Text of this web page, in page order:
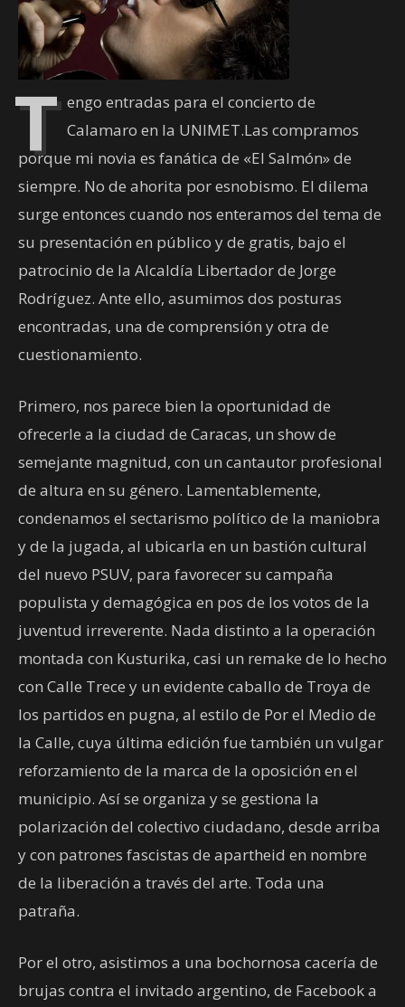
T engo entradas para el concierto de
Calamaro en la UNIMET.Las compramos
porque mi novia es fanática de «El Salmón» de
siempre. No de ahorita por esnobismo. El dilema
surge entonces cuando nos enteramos del tema de
su presentación en público y de gratis, bajo el
patrocinio de la Alcaldía Libertador de Jorge
Rodríguez. Ante ello, asumimos dos posturas
encontradas, una de comprensión y otra de
cuestionamiento.
Primero, nos parece bien la oportunidad de
ofrecerle a la ciudad de Caracas, un show de
semejante magnitud, con un cantautor profesional
de altura en su género. Lamentablemente,
condenamos el sectarismo político de la maniobra
y de la jugada, al ubicarla en un bastión cultural
del nuevo PSUV, para favorecer su campaña
populista y demagógica en pos de los votos de la
juventud irreverente. Nada distinto a la operación
montada con Kusturika, casi un remake de lo hecho
con Calle Trece y un evidente caballo de Troya de
los partidos en pugna, al estilo de Por el Medio de
la Calle, cuya última edición fue también un vulgar
reforzamiento de la marca de la oposición en el
municipio. Así se organiza y se gestiona la
polarización del colectivo ciudadano, desde arriba
y con patrones fascistas de apartheid en nombre
de la liberación a través del arte. Toda una
patraña.
Por el otro, asistimos a una bochornosa cacería de
brujas contra el invitado argentino, de Facebook a